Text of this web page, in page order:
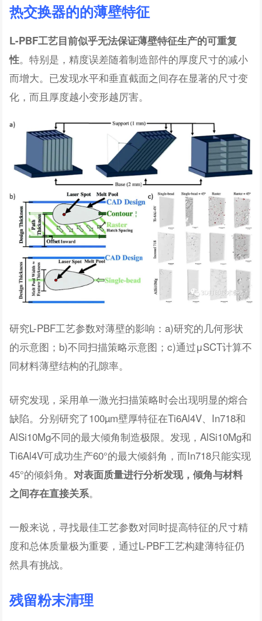
热交换器的的薄壁特征
L-PBF工艺目前似乎无法保证薄壁特征生产的可重复
性。特别是，精度误差随着制造部件的厚度尺寸的减小
而增大。已发现水平和垂直截面之间存在显著的尺寸变
化，而且厚度越小变形越厉害。
研究L-PBF工艺参数对薄壁的影响：a)研究的几何形状
的示意图；b)不同扫描策略示意图；c)通过μSCT计算不
同材料薄壁结构的孔隙率。
研究发现，采用单一激光扫描策略时会出现明显的熔合
缺陷。分别研究了100µm壁厚特征在Ti6Al4V、In718和
AlSi10Mg不同的最大倾角制造极限。发现，AlSi10Mg和
Ti6Al4V可成功生产60°的最大倾斜角，而In718只能实现
45°的倾斜角。对表面质量进行分析发现，倾角与材料
之间存在直接关系。
一般来说，寻找最佳工艺参数对同时提高特征的尺寸精
度和总体质量极为重要，通过L-PBF工艺构建薄特征仍
然具有挑战。
残留粉末清理